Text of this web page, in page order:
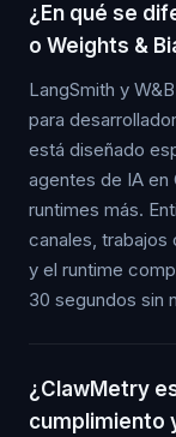
¿En qué se
o Weights &
LangSmith y
para
está diseñado
agentes de IA en
runtimes más.
canales, trabajos
y el runtime
30 segundos sin
¿ClawMetry
cumplimiento